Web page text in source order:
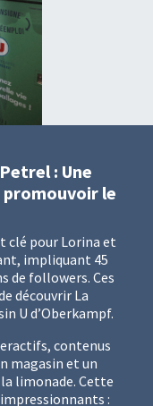
: Une
le
clé pour Lorina et
impliquant 45
de followers. Ces
découvrir La
U d’Oberkampf.
contenus
magasin et un
limonade. Cette
: